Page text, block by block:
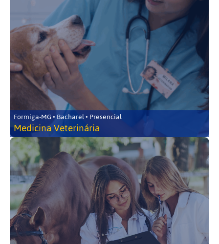
Formiga-MG • Bacharel • Presencial
Medicina Veterinária